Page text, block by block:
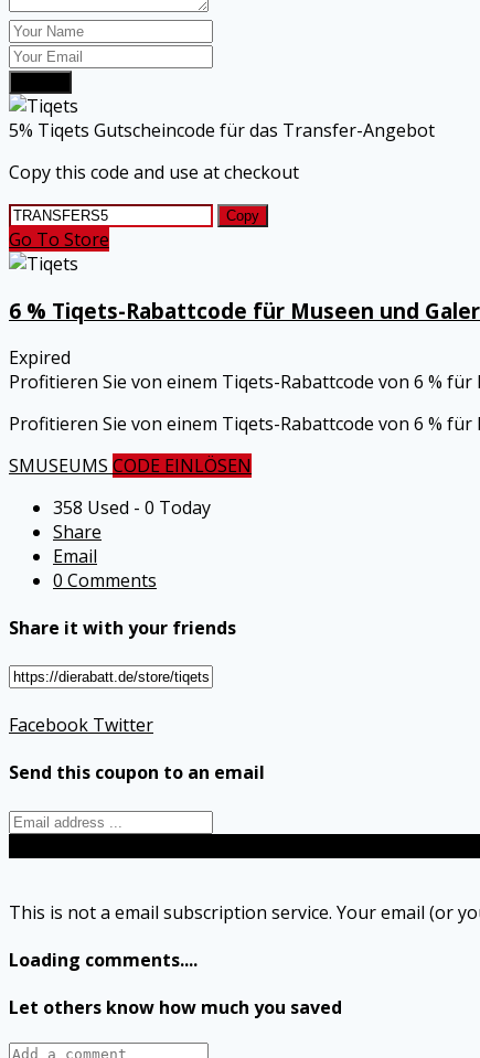
5% Tiqets Gutscheincode für das Transfer-Angebot
Copy this code and use at checkout
Copy
Go To Store
6 % Tiqets-Rabattcode für Museen und
Expired
Profitieren Sie von einem Tiqets-Rabattcode von 6 % für
Profitieren Sie von einem Tiqets-Rabattcode von 6 % für
SMUSEUMS CODE EINLÖSEN
358 Used - 0 Today
Share
Email
0 Comments
Share it with your friends
Facebook Twitter
Send this coupon to an email
This is not a email subscription service. Your email (or
Loading comments....
Let others know how much you saved